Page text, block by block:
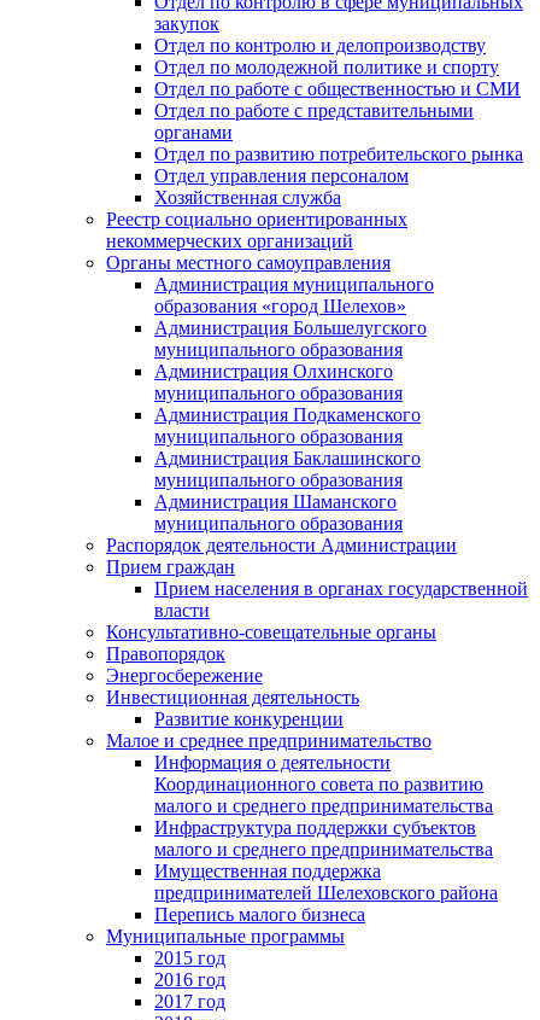
закупок
Отдел по контролю и делопроизводству
Отдел по молодежной политике и спорту
Отдел по работе с общественностью и СМИ
Отдел по работе с представительными
органами
Отдел по развитию потребительского рынка
Отдел управления персоналом
Хозяйственная служба
Реестр социально ориентированных
некоммерческих организаций
Органы местного самоуправления
Администрация муниципального
образования «город Шелехов»
Администрация Большелугского
муниципального образования
Администрация Олхинского
муниципального образования
Администрация Подкаменского
муниципального образования
Администрация Баклашинского
муниципального образования
Администрация Шаманского
муниципального образования
Распорядок деятельности Администрации
Прием граждан
Прием населения в органах государственной
власти
Консультативно-совещательные органы
Правопорядок
Энергосбережение
Инвестиционная деятельность
Развитие конкуренции
Малое и среднее предпринимательство
Информация о деятельности
Координационного совета по развитию
малого и среднего предпринимательства
Инфраструктура поддержки субъектов
малого и среднего предпринимательства
Имущественная поддержка
предпринимателей Шелеховского района
Перепись малого бизнеса
Муниципальные программы
2015 год
2016 год
2017 год